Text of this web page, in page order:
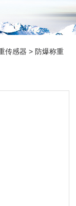
传感器 > 防爆称重